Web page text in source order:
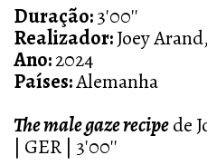
Duração:3'00''
Realizador:Joey
Ano:2024
Países:Alemanha
The male gaze recipede
| GER | 3'00''